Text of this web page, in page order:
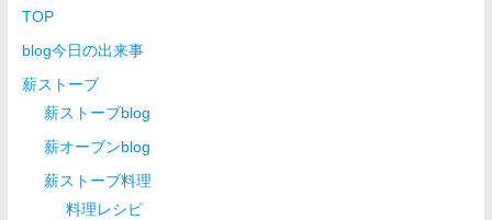
TOP
blog今日の出来事
薪ストーブ
薪ストーブblog
薪オーブンblog
薪ストーブ料理
料理レシピ